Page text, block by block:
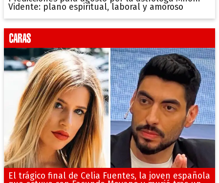
Vidente: plano espiritual, laboral y amoroso
El trágico final de Celia Fuentes, la joven española